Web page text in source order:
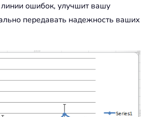
линии ошибок, улучшит вашу
передавать надежность ваших